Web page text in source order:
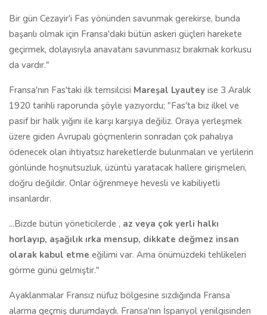
Bir gün Cezayir'i Fas yönünden savunmak gerekirse, bunda
başarılı olmak için Fransa'daki bütün askeri güçleri harekete
geçirmek, dolayısıyla anavatanı savunmasız bırakmak korkusu
da vardır."
Fransa'nın Fas'taki ilk temsilcisi Mareşal Lyautey ise 3 Aralık
1920 tarihli raporunda şöyle yazıyordu; "Fas'ta biz ilkel ve
pasif bir halk yığını ile karşı karşıya değiliz. Oraya yerleşmek
üzere giden Avrupalı göçmenlerin sonradan çok pahalıya
ödenecek olan ihtiyatsız hareketlerde bulunmaları ve yerlilerin
gönlünde hoşnutsuzluk, üzüntü yaratacak hallere girişmeleri,
doğru değildir. Onlar öğrenmeye hevesli ve kabiliyetli
insanlardır.
...Bizde bütün yöneticilerde , az veya çok yerli halkı
horlayıp, aşağılık ırka mensup, dikkate değmez insan
olarak kabul etme eğilimi var. Ama önümüzdeki tehlikeleri
görme günü gelmiştir."
Ayaklanmalar Fransız nüfuz bölgesine sızdığında Fransa
alarma geçmiş durumdaydı. Fransa'nın İspanyol yenilgisinden